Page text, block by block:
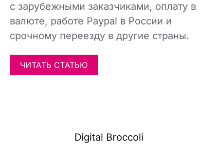
с зарубежными заказчиками, оплату в
валюте, работе Paypal в России и
срочному переезду в другие страны.
ЧИТАТЬ СТАТЬЮ
Digital Broccoli